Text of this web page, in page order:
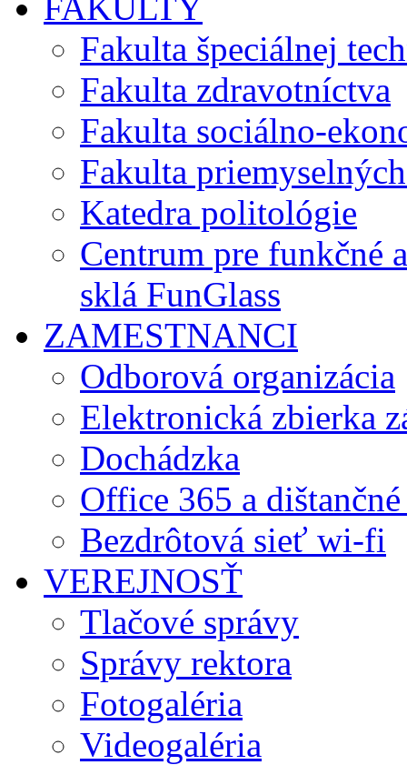
Fakulta špeciálnej
Fakulta zdravotníctva
Fakulta sociálno-
Fakulta
Katedra politológie
Centrum pre funkčné
sklá FunGlass
ZAMESTNANCI
Odborová organizácia
Elektronická zbierka
Dochádzka
Office 365 a
Bezdrôtová sieť wi-fi
VEREJNOSŤ
Tlačové správy
Správy rektora
Fotogaléria
Videogaléria